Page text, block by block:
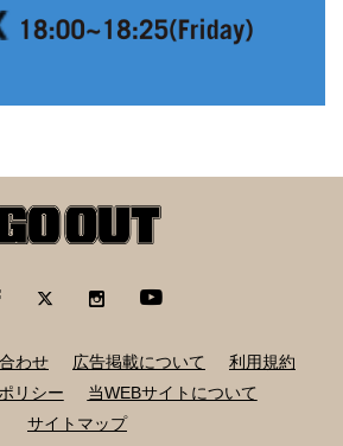
わせ 広告掲載について
利用規約
リシー
当WEBサイトについて
サイトマップ